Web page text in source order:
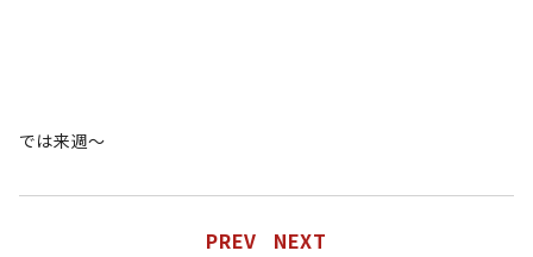
では来週〜
PREV NEXT